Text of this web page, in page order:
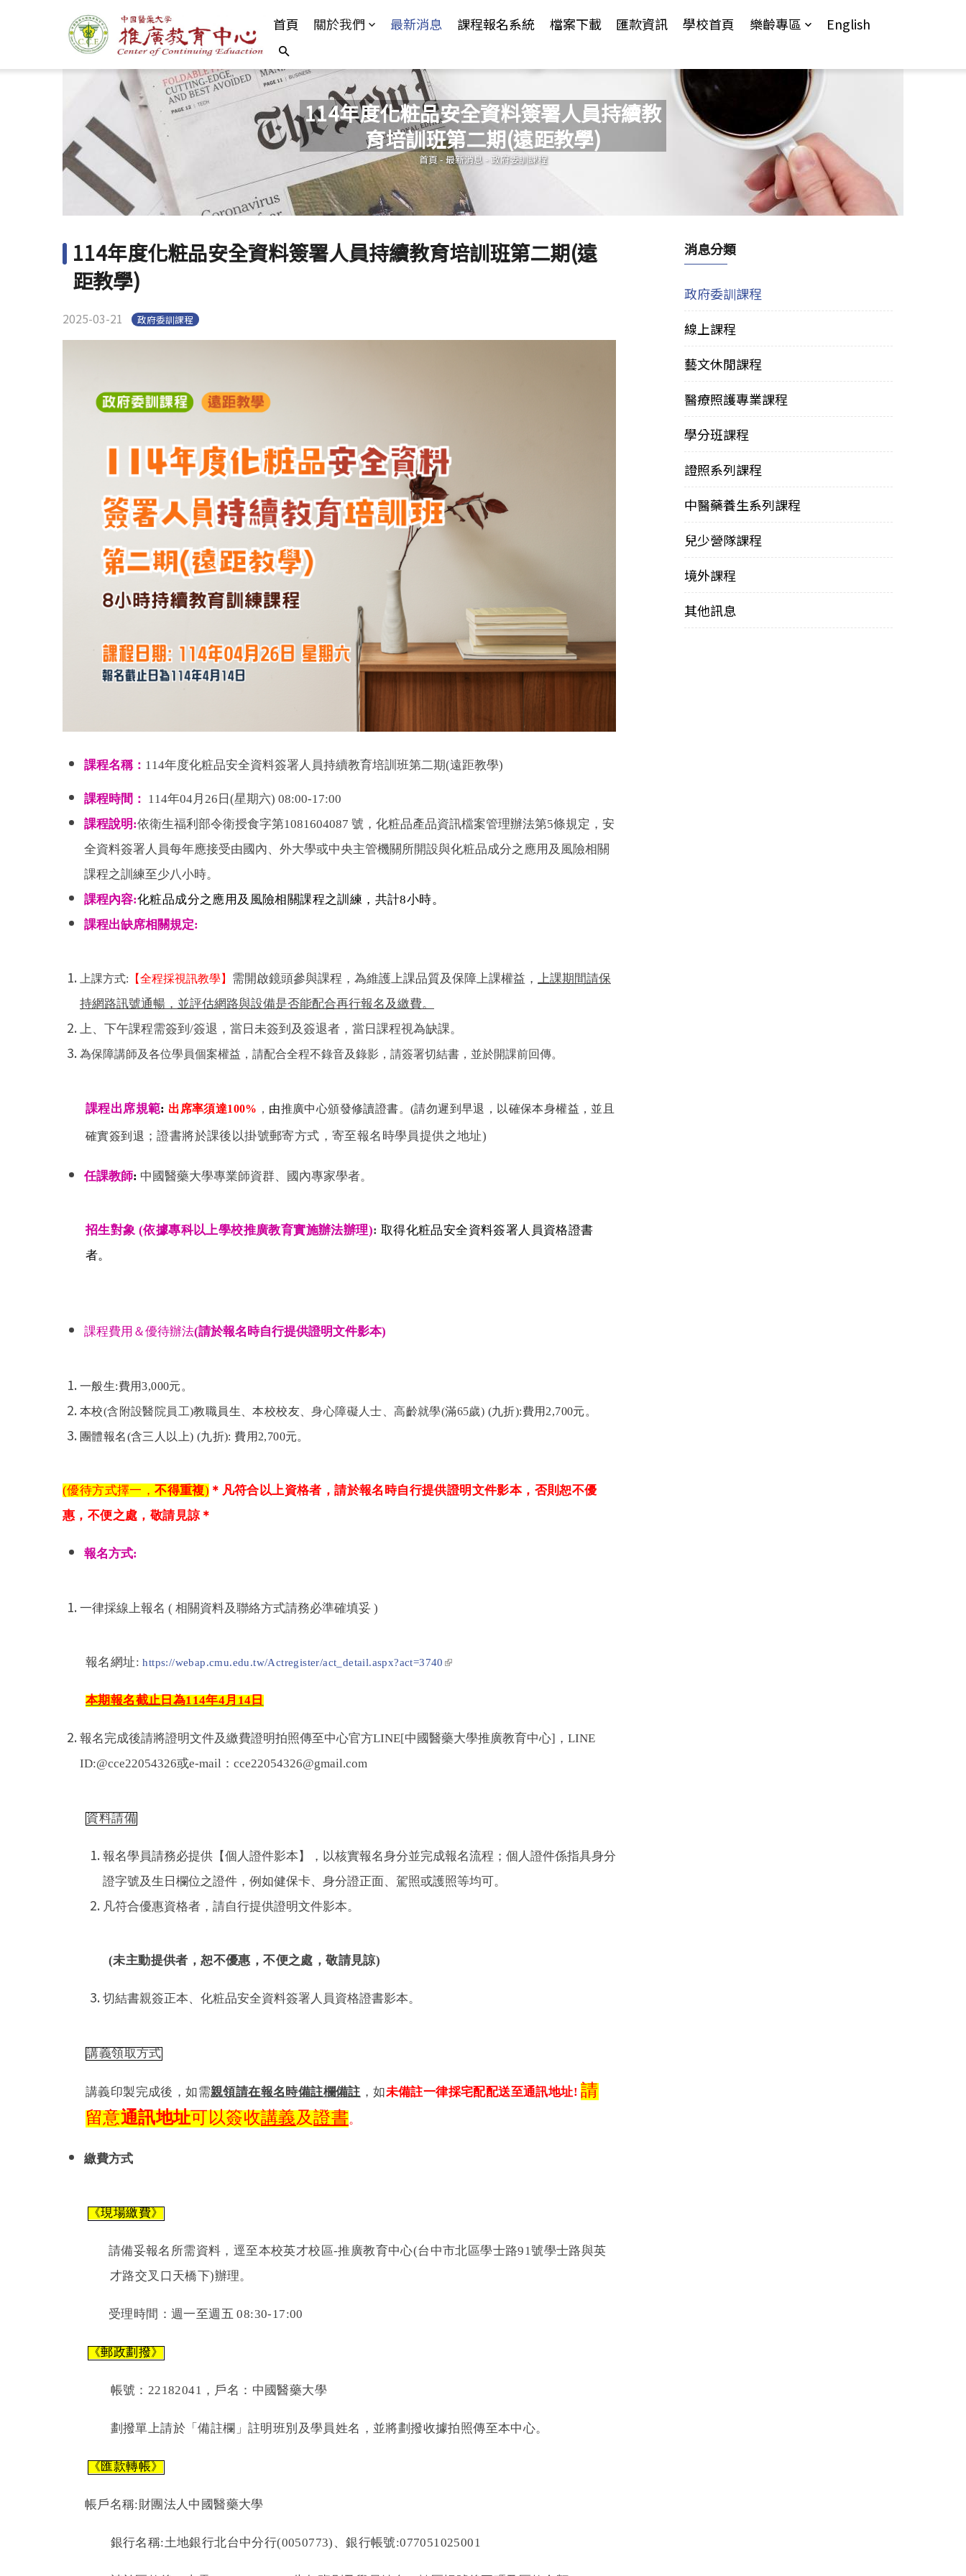
首頁 關於我們 最新消息 課程報名系統 檔案下載 匯款資訊 學校首頁 樂齡專區 English
114年度化粧品安全資料簽署人員持續教
育培訓班第二期(遠距教學)
您在這裡
首頁- 最新消息 - 政府委訓課程
114年度化粧品安全資料簽署人員持續教育培訓班第二期(遠
距教學)
2025-03-21 政府委訓課程
課程名稱： 114年度化粧品安全資料簽署人員持續教育培訓班第二期(遠距教學)
課程時間： 114年04月26日(星期六) 08:00-17:00
課程說明:依衛生福利部令衛授食字第1081604087 號，化粧品產品資訊檔案管理辦法第5條規定，安
全資料簽署人員每年應接受由國內、外大學或中央主管機關所開設與化粧品成分之應用及風險相關
課程之訓練至少八小時。
課程內容:化粧品成分之應用及風險相關課程之訓練，共計8小時。
課程出缺席相關規定:
上課方式: 【全程採視訊教學】 需開啟鏡頭參與課程，為維護上課品質及保障上課權益， 上課期間請保
持網路訊號通暢，並評估網路與設備是否能配合再行報名及繳費。
上、下午課程需簽到/簽退，當日未簽到及簽退者，當日課程視為缺課。
為保障講師及各位學員個案權益，請配合全程不錄音及錄影，請簽署切結書，並於開課前回傳。
課程出席規範: 出席率須達100% ， 由推廣中心頒發修讀證書。(請勿遲到早退，以確保本身權益，並且
確實簽到退 ；證書將於課後以掛號郵寄方式，寄至報名時學員提供之地址)
任課教師: 中國醫藥大學專業師資群、國內專家學者。
招生對象 (依據專科以上學校推廣教育實施辦法辦理): 取得化粧品安全資料簽署人員資格證書
者。
課程費用＆優待辦法(請於報名時自行提供證明文件影本)
一般生:費用3,000元。
本校(含附設醫院員工)教職員生、本校校友、身心障礙人士、高齡就學(滿65歲) (九折):費用2,700元。
團體報名(含三人以上) (九折): 費用2,700元。
(優待方式擇一，不得重複) ＊凡符合以上資格者，請於報名時自行提供證明文件影本，否則恕不優
惠，不便之處，敬請見諒＊
報名方式:
一律採線上報名 ( 相關資料及聯絡方式請務必準確填妥 )
報名網址: https://webap.cmu.edu.tw/Actregister/act_detail.aspx?act=3740
本期報名截止日為114年4月14日
報名完成後請將證明文件及繳費證明拍照傳至中心官方LINE[中國醫藥大學推廣教育中心]，LINE
ID:@cce22054326或e-mail：cce22054326@gmail.com
資料請備
報名學員請務必提供【個人證件影本】，以核實報名身分並完成報名流程；個人證件係指具身分
證字號及生日欄位之證件，例如健保卡、身分證正面、駕照或護照等均可。
凡符合優惠資格者，請自行提供證明文件影本。
(未主動提供者，恕不優惠，不便之處，敬請見諒)
切結書親簽正本、化粧品安全資料簽署人員資格證書影本。
講義領取方式
講義印製完成後，如需親領請在報名時備註欄備註 ，如未備註一律採宅配配送至通訊地址!請
留意通訊地址可以簽收講義及證書。
繳費方式
《現場繳費》
請備妥報名所需資料，逕至本校英才校區-推廣教育中心(台中市北區學士路91號學士路與英
才路交叉口天橋下)辦理。
受理時間：週一至週五 08:30-17:00
《郵政劃撥》
帳號：22182041，戶名：中國醫藥大學
劃撥單上請於「備註欄」註明班別及學員姓名，並將劃撥收據拍照傳至本中心。
《匯款轉帳》
帳戶名稱:財團法人中國醫藥大學
銀行名稱:土地銀行北台中分行(0050773)、銀行帳號:077051025001
消息分類
政府委訓課程
線上課程
藝文休閒課程
醫療照護專業課程
學分班課程
證照系列課程
中醫藥養生系列課程
兒少營隊課程
境外課程
其他訊息